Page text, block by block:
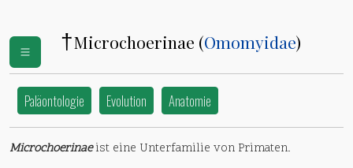
†Microchoerinae (Omomyidae)
Paläontologie Evolution Anatomie
Microchoerinaeist eine Unterfamilie von Primaten.